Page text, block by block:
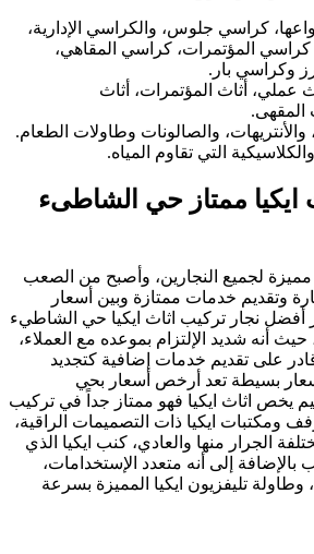
كراسي جلوس، والكراسي الإدارية،
كراسي المؤتمرات، كراسي المقاهي،
وكراسي بار.
عملي، أثاث المؤتمرات، أثاث
المقهى.
والأنتريهات، والصالونات وطاولات الطعام.
التي تقاوم المياه.
ايكيا ممتاز حي الشاطىء
مميزة لجميع النجارين، وأصبح من الصعب
وتقديم خدمات ممتازة وبين أسعار
أفضل نجار تركيب اثاث ايكيا حي الشاطيء
أنه شديد الإلتزام بموعده مع العملاء،
على تقديم خدمات إضافية كتجديد
بسيطة تعد أرخص أسعار بحي
يخص اثاث ايكيا فهو ممتاز جداً في تركيب
ومكتبات ايكيا ذات التصميمات الراقية،
الجرار منها والعادي، كنب ايكيا الذي
بالإضافة إلى أنه متعدد الإستخدامات،
وطاولة تليفزيون ايكيا المميزة بسرعة